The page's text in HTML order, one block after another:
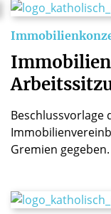
Beschlussvorlage
Gremien gegeben.